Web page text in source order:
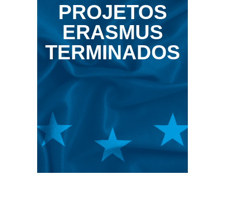
PROJETOS
ERASMUS
TERMINADOS